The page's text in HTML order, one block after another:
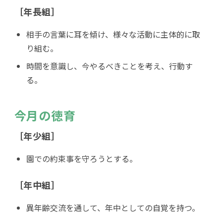
［年長組］
相手の言葉に耳を傾け、様々な活動に主体的に取
り組む。
時間を意識し、今やるべきことを考え、行動す
る。
今月の徳育
［年少組］
園での約束事を守ろうとする。
［年中組］
異年齢交流を通して、年中としての自覚を持つ。